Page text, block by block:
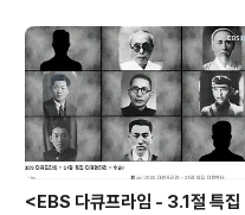
<EBS 다큐프라임 - 3.1절 특집